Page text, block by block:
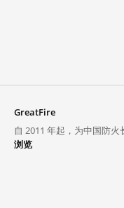
GreatFire
自 2011 年起，为中国防火
浏览